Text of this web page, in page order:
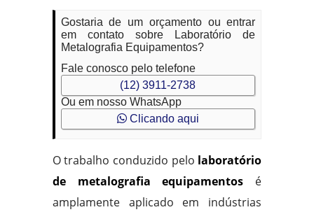
Gostaria de um orçamento ou entrar
em contato sobre Laboratório de
Metalografia Equipamentos?
Fale conosco pelo telefone
(12) 3911-2738
Ou em nosso WhatsApp
Clicando aqui
O trabalho conduzido pelo laboratório
de metalografia equipamentos é
amplamente aplicado em indústrias